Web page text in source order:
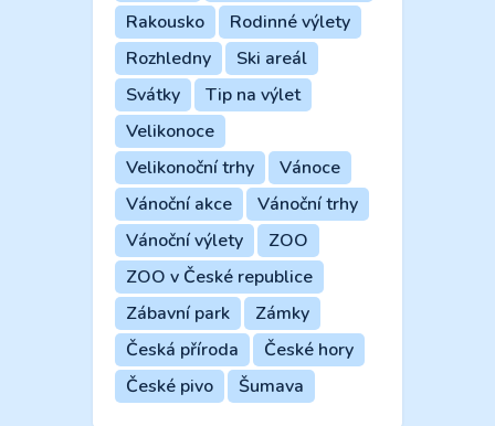
Rakousko
Rodinné výlety
Rozhledny
Ski areál
Svátky
Tip na výlet
Velikonoce
Velikonoční trhy
Vánoce
Vánoční akce
Vánoční trhy
Vánoční výlety
ZOO
ZOO v České republice
Zábavní park
Zámky
Česká příroda
České hory
České pivo
Šumava